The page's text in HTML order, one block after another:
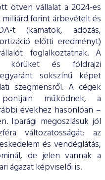
ötven vállalat a 2024-es
forint árbevételt és
t (kamatok, adózás,
előtti eredményt)
foglalkoztatnak. A
körüket és földrajzi
sokszínű képet
szegmensről. A cégek
működnek, a
évekhez hasonlóan –
Iparági megoszlásuk jól
változatosságát: az
és vendéglátás,
de jelen vannak a
ágazat képviselői is.